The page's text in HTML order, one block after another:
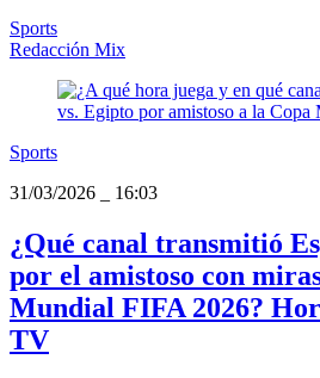
Sports
Redacción Mix
Sports
31/03/2026
16:03
¿Qué canal transmitió
por el amistoso con
Mundial FIFA 2026?
TV